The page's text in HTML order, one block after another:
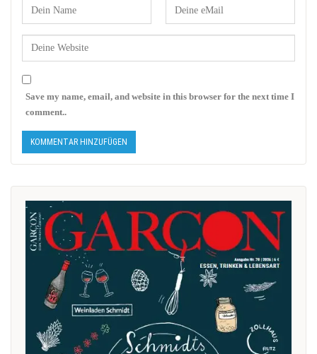
Save my name, email, and website in this browser for the next time I
comment..